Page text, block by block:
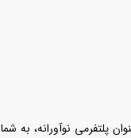
پلتفرمی نوآورانه، به شما